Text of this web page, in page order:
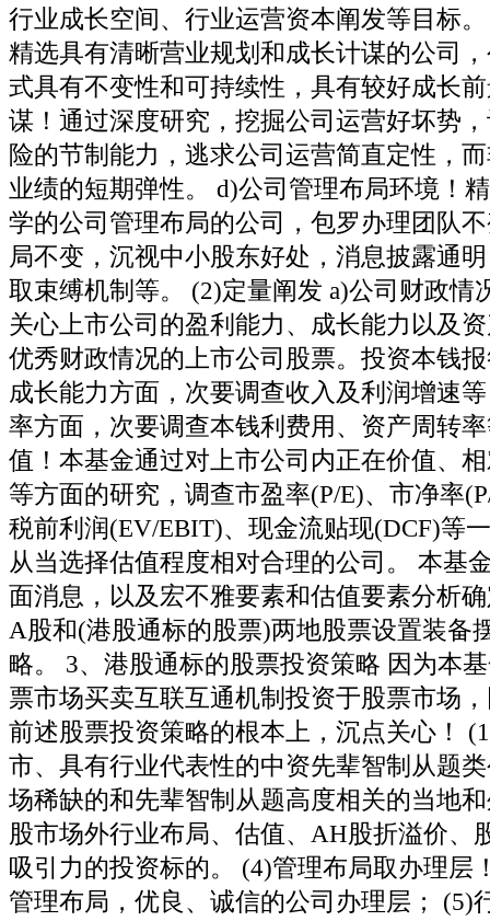
行业成长空间、行业运营资本阐发等目标
精选具有清晰营业规划和成长计谋的公司
式具有不变性和可持续性，具有较好成长
谋！通过深度研究，挖掘公司运营好坏势
险的节制能力，逃求公司运营简直定性，
业绩的短期弹性。 d)公司管理布局环境！
学的公司管理布局的公司，包罗办理团队
局不变，沉视中小股东好处，消息披露通
取束缚机制等。 (2)定量阐发 a)公司财政情
关心上市公司的盈利能力、成长能力以及
优秀财政情况的上市公司股票。投资本钱
成长能力方面，次要调查收入及利润增速
率方面，次要调查本钱利费用、资产周转
值！本基金通过对上市公司内正在价值、
等方面的研究，调查市盈率(P/E)、市净率
税前利润(EV/EBIT)、现金流贴现(DCF)等
从当选择估值程度相对合理的公司。 本基
面消息，以及宏不雅要素和估值要素分析
A股和(港股通标的股票)两地股票设置装备
略。 3、港股通标的股票投资策略 因为本
票市场买卖互联互通机制投资于股票市场
前述股票投资策略的根本上，沉点关心！
市、具有行业代表性的中资先辈智制从题
场稀缺的和先辈智制从题高度相关的当地
股市场外行业布局、估值、AH股折溢价、
吸引力的投资标的。 (4)管理布局取办理层
管理布局，优良、诚信的公司办理层； (5)